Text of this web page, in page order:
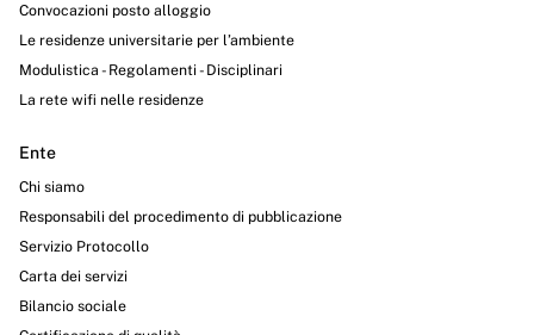
Convocazioni posto alloggio
Le residenze universitarie per l’ambiente
Modulistica - Regolamenti - Disciplinari
La rete wifi nelle residenze
Ente
Chi siamo
Responsabili del procedimento di pubblicazione
Servizio Protocollo
Carta dei servizi
Bilancio sociale